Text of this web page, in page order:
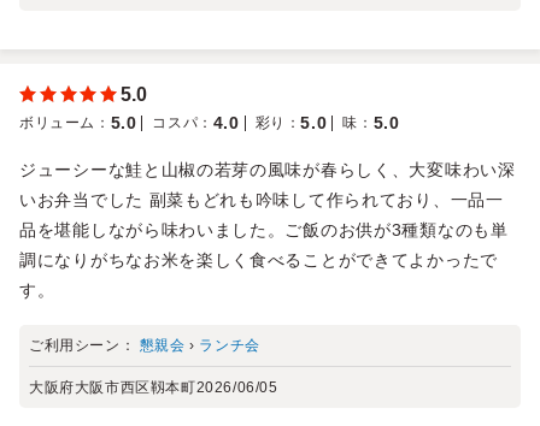
5.0
ボリューム ： 5.0 コスパ ： 4.0 彩り ：5.0 味 ： 5.0
ジューシーな鮭と山椒の若芽の風味が春らしく、大変味わい深
いお弁当でした 副菜もどれも吟味して作られており、一品一
品を堪能しながら味わいました。ご飯のお供が3種類なのも単
調になりがちなお米を楽しく食べることができてよかったで
す。
ご利用シーン： 懇親会 › ランチ会
大阪府大阪市西区靱本町2026/06/05